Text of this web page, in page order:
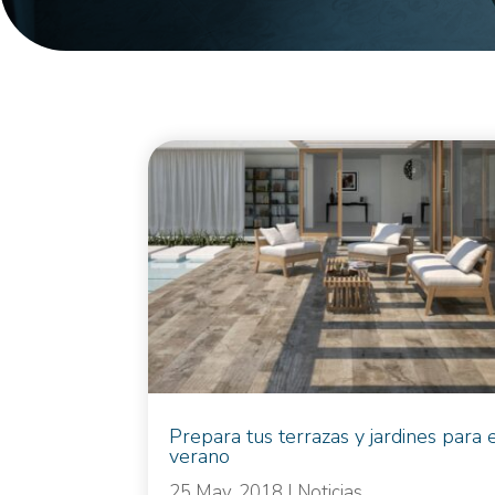
Prepara tus terrazas y jardines para
verano